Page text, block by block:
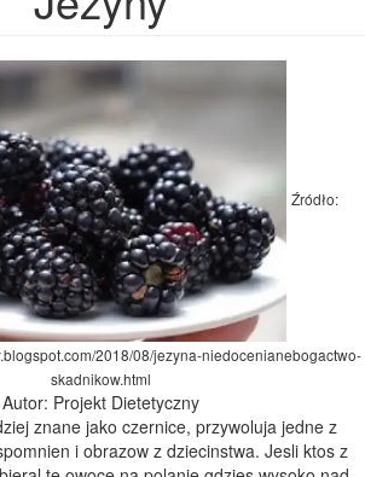
Źródło:
2018/08/jezyna-niedocenianebogactwo-
skadnikow.html
Autor: Projekt Dietetyczny
znane jako czernice, przywoluja jedne z
i obrazow z dziecinstwa. Jesli ktos z